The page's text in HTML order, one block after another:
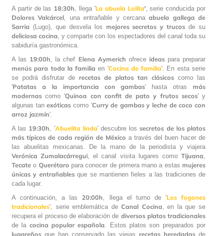
A partir de las 18:30h , llega 'La abuela Lolita', serie conducida por
Dolores Valcárcel , una entrañable y cercanaabuela gallega de
Sarria (Lugo), que desvela los mejores secretos y trucos de su
deliciosa cocina , y comparte con los espectadores del canal toda su
sabiduría gastronómica.
A las 19:00h , la chef Elena Aymerich ofrece ideaspara preparar
menús para toda la familia en 'Cocina de familia'. En esta serie
se podrá disfrutar de recetas de platos tan clásicos como las
'Patatas a la importancia con gambas' hasta otras
más
modernas como 'Quinoa con confit de pato y frutos secos' y
algunas tanexóticas como 'Curry de gambas y leche de coco con
arroz jazmín'.
A las 19:30h , 'Abuelita linda' descubre lossecretos de los platos
más típicos de cada región de México a través del buen hacer de
las abuelitas mexicanas. De la mano de la periodista y viajera
Verónica Zumalacárregui , el canal visita lugares comoTijuana
Tecate o Querétaro para conocer de primera mano a estas mujeres
únicas y entrañablesque se mantienen fieles a las tradiciones de
cada lugar.
A continuación, a las 20:00h , llega el turno de 'Los fogones
tradicionales', serie emblemática deCanal Cocina , en la que se
recupera el proceso de elaboración de diversos platos tradicionales
de la cocina popular española . Estos platos son preparados por
lugareños que han conservado las viejas recetas heredadas de